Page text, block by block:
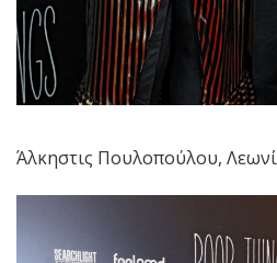
Άλκηστις Πουλοπούλου,